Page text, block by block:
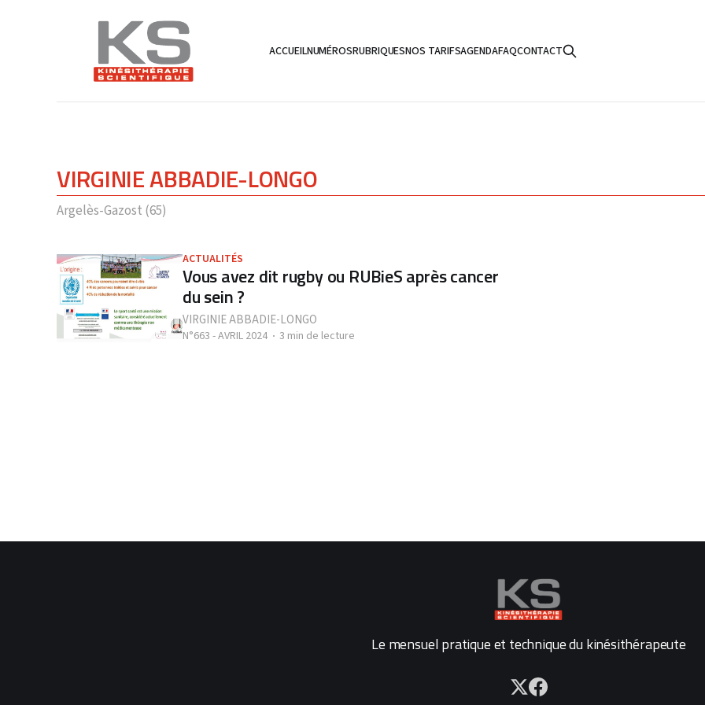
ACCUEILNUMÉROSRUBRIQUESNOS TARIFSAGENDAFAQCONTACT
VIRGINIE ABBADIE-LONGO
Argelès-Gazost (65)
ACTUALITÉS
Vous avez dit rugby ou RUBieS après cancer
du sein ?
VIRGINIE ABBADIE-LONGO
N°663 - AVRIL 2024 3 min de lecture
Le mensuel pratique et technique du kinésithérapeute